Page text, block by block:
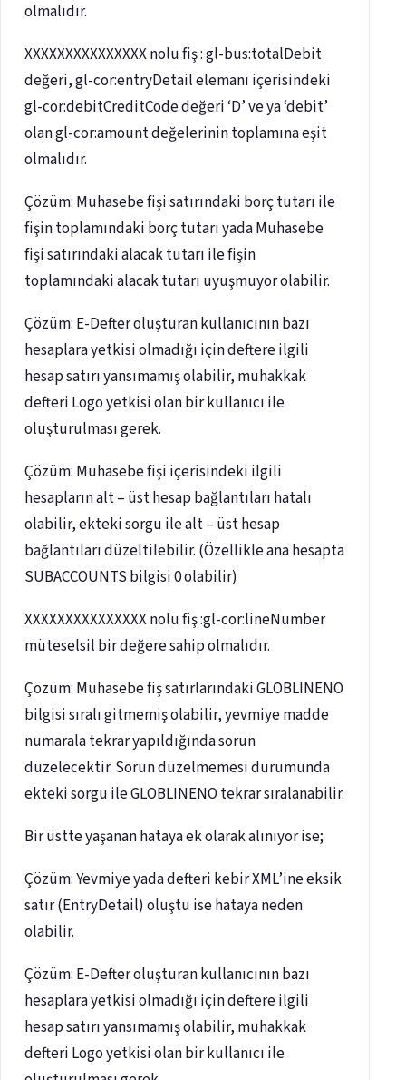
olmalıdır.
XXXXXXXXXXXXXXX nolu fiş : gl-bus:totalDebit
değeri, gl-cor:entryDetail elemanı içerisindeki
gl-cor:debitCreditCode değeri ‘D’ ve ya ‘debit’
olan gl-cor:amount değelerinin toplamına eşit
olmalıdır.
Çözüm: Muhasebe fişi satırındaki borç tutarı ile
fişin toplamındaki borç tutarı yada Muhasebe
fişi satırındaki alacak tutarı ile fişin
toplamındaki alacak tutarı uyuşmuyor olabilir.
Çözüm: E-Defter oluşturan kullanıcının bazı
hesaplara yetkisi olmadığı için deftere ilgili
hesap satırı yansımamış olabilir, muhakkak
defteri Logo yetkisi olan bir kullanıcı ile
oluşturulması gerek.
Çözüm: Muhasebe fişi içerisindeki ilgili
hesapların alt – üst hesap bağlantıları hatalı
olabilir, ekteki sorgu ile alt – üst hesap
bağlantıları düzeltilebilir. (Özellikle ana hesapta
SUBACCOUNTS bilgisi 0 olabilir)
XXXXXXXXXXXXXXX nolu fiş :gl-cor:lineNumber
müteselsil bir değere sahip olmalıdır.
Çözüm: Muhasebe fiş satırlarındaki GLOBLINENO
bilgisi sıralı gitmemiş olabilir, yevmiye madde
numarala tekrar yapıldığında sorun
düzelecektir. Sorun düzelmemesi durumunda
ekteki sorgu ile GLOBLINENO tekrar sıralanabilir.
Bir üstte yaşanan hataya ek olarak alınıyor ise;
Çözüm: Yevmiye yada defteri kebir XML’ine eksik
satır (EntryDetail) oluştu ise hataya neden
olabilir.
Çözüm: E-Defter oluşturan kullanıcının bazı
hesaplara yetkisi olmadığı için deftere ilgili
hesap satırı yansımamış olabilir, muhakkak
defteri Logo yetkisi olan bir kullanıcı ile